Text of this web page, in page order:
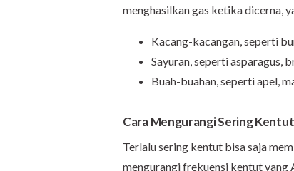
menghasilkan gas ketika dicerna,
Kacang-kacangan, seperti
Sayuran, seperti asparagus,
Buah-buahan, seperti apel,
Cara Mengurangi Sering Kentut
Terlalu sering kentut bisa saja
mengurangi frekuensi kentut yang